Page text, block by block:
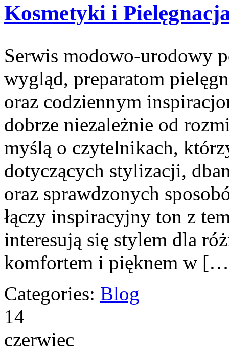
Kosmetyki i
Serwis modowo-urodowy
wygląd, preparatom
oraz codziennym
dobrze niezależnie od
myślą o czytelnikach,
dotyczących stylizacji,
oraz sprawdzonych
łączy inspiracyjny ton z
interesują się stylem dla
komfortem i pięknem w
Categories: Blog
14
czerwiec